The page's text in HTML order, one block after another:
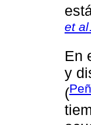
et al
En
y
(